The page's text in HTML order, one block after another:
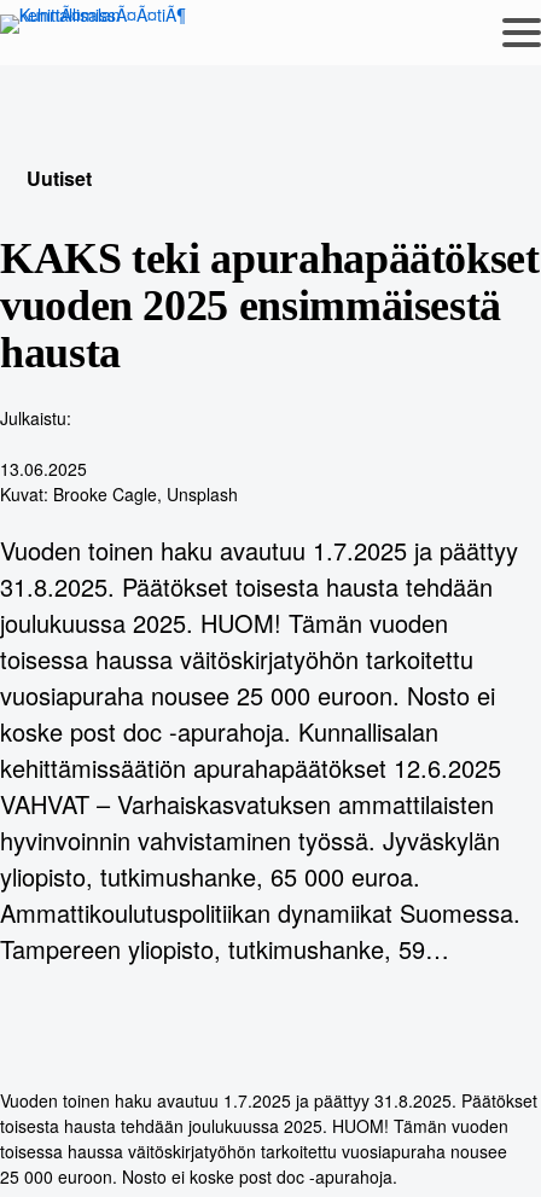
Siirry
sisältöön
Uutiset
KAKS teki apurahapäätökset
vuoden 2025 ensimmäisestä
hausta
Julkaistu:
13.06.2025
Kuvat: Brooke Cagle, Unsplash
Vuoden toinen haku avautuu 1.7.2025 ja päättyy
31.8.2025. Päätökset toisesta hausta tehdään
joulukuussa 2025. HUOM! Tämän vuoden
toisessa haussa väitöskirjatyöhön tarkoitettu
vuosiapuraha nousee 25 000 euroon. Nosto ei
koske post doc -apurahoja. Kunnallisalan
kehittämissäätiön apurahapäätökset 12.6.2025
VAHVAT – Varhaiskasvatuksen ammattilaisten
hyvinvoinnin vahvistaminen työssä. Jyväskylän
yliopisto, tutkimushanke, 65 000 euroa.
Ammattikoulutuspolitiikan dynamiikat Suomessa.
Tampereen yliopisto, tutkimushanke, 59…
Vuoden toinen haku avautuu 1.7.2025 ja päättyy 31.8.2025. Päätökset
toisesta hausta tehdään joulukuussa 2025. HUOM! Tämän vuoden
toisessa haussa väitöskirjatyöhön tarkoitettu vuosiapuraha nousee
25 000 euroon. Nosto ei koske post doc -apurahoja.